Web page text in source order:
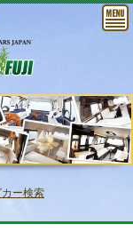
ー検索